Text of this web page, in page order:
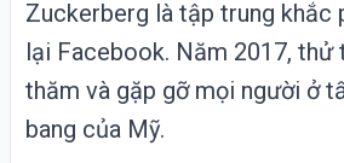
Zuckerberg là tập trung khắc
lại Facebook. Năm 2017, thử
thăm và gặp gỡ mọi người ở
bang của Mỹ.